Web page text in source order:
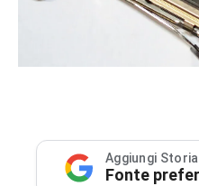
Aggiungi
Fonte